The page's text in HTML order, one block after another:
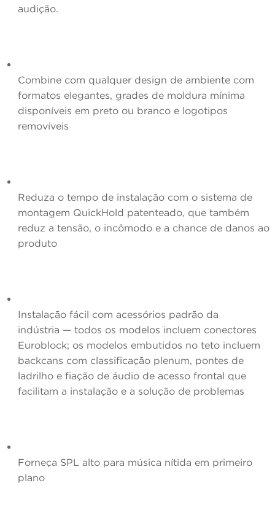
audição.
Combine com qualquer design de ambiente com
formatos elegantes, grades de moldura mínima
disponíveis em preto ou branco e logotipos
removíveis
Reduza o tempo de instalação com o sistema de
montagem QuickHold patenteado, que também
reduz a tensão, o incômodo e a chance de danos ao
produto
Instalação fácil com acessórios padrão da
indústria — todos os modelos incluem conectores
Euroblock; os modelos embutidos no teto incluem
backcans com classificação plenum, pontes de
ladrilho e fiação de áudio de acesso frontal que
facilitam a instalação e a solução de problemas
Forneça SPL alto para música nítida em primeiro
plano